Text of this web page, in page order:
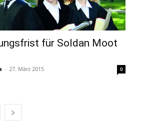
für Soldan Moot
- 27. März 2015 0